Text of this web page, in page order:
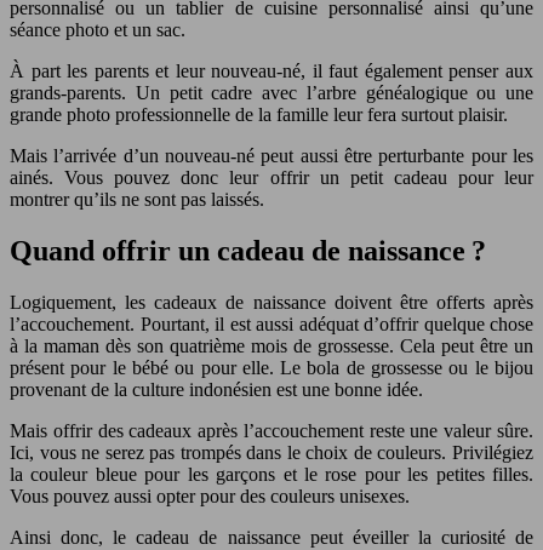
personnalisé ou un tablier de cuisine personnalisé ainsi qu’une
séance photo et un sac.
À part les parents et leur nouveau-né, il faut également penser aux
grands-parents. Un petit cadre avec l’arbre généalogique ou une
grande photo professionnelle de la famille leur fera surtout plaisir.
Mais l’arrivée d’un nouveau-né peut aussi être perturbante pour les
ainés. Vous pouvez donc leur offrir un petit cadeau pour leur
montrer qu’ils ne sont pas laissés.
Quand offrir un cadeau de naissance ?
Logiquement, les cadeaux de naissance doivent être offerts après
l’accouchement. Pourtant, il est aussi adéquat d’offrir quelque chose
à la maman dès son quatrième mois de grossesse. Cela peut être un
présent pour le bébé ou pour elle. Le bola de grossesse ou le bijou
provenant de la culture indonésien est une bonne idée.
Mais offrir des cadeaux après l’accouchement reste une valeur sûre.
Ici, vous ne serez pas trompés dans le choix de couleurs. Privilégiez
la couleur bleue pour les garçons et le rose pour les petites filles.
Vous pouvez aussi opter pour des couleurs unisexes.
Ainsi donc, le cadeau de naissance peut éveiller la curiosité de